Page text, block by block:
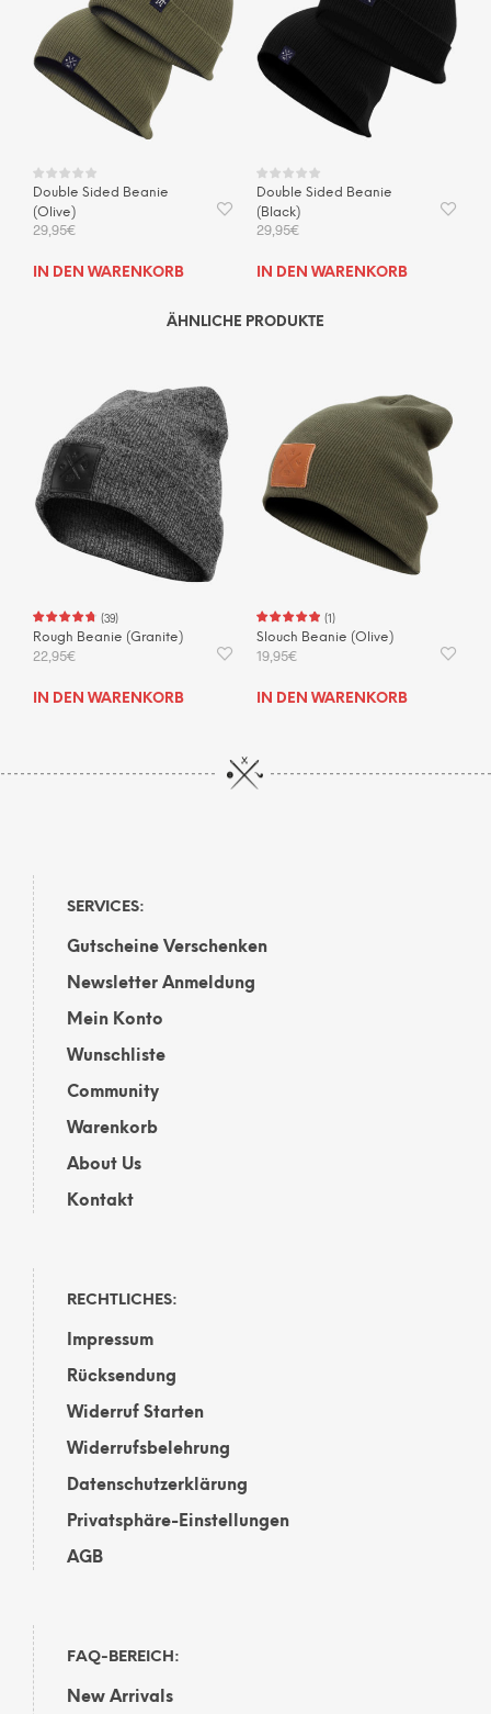
Double Sided Beanie
(Olive)
29,95€
IN DEN WARENKORB
Double Sided Beanie
(Black)
29,95€
IN DEN WARENKORB
ÄHNLICHE PRODUKTE
(39)
Rough Beanie (Granite)
22,95€
IN DEN WARENKORB
(1)
Slouch Beanie (Olive)
19,95€
IN DEN WARENKORB
SERVICES:
Gutscheine Verschenken
Newsletter Anmeldung
Mein Konto
Wunschliste
Community
Warenkorb
About Us
Kontakt
RECHTLICHES:
Impressum
Rücksendung
Widerruf Starten
Widerrufsbelehrung
Datenschutzerklärung
Privatsphäre-Einstellungen
AGB
FAQ-BEREICH:
New Arrivals